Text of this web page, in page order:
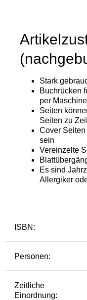
ISBN:
Personen:
Zeitliche
Einordnung: